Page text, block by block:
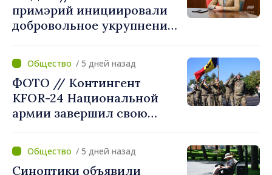
примэрий инициировали
добровольное укрупнение.
приветствует смелые
решения местных властей:
«Вы поставили интересы
людей на первое место»
/ 5 дней назад
ФОТО // Контингент
KFOR-24 Национальной
армии завершил свою
/ 5 дней назад
Синоптики объявили